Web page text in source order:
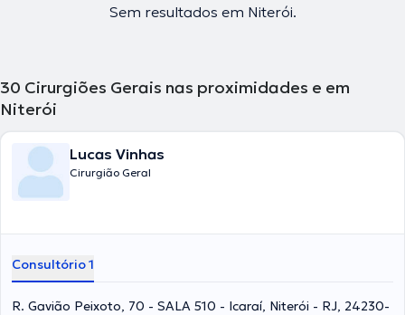
Sem resultados em Niterói.
30 Cirurgiões Gerais nas proximidades e em
Niterói
Lucas Vinhas
Cirurgião Geral
Consultório 1
R. Gavião Peixoto, 70 - SALA 510 - Icaraí, Niterói - RJ, 24230-